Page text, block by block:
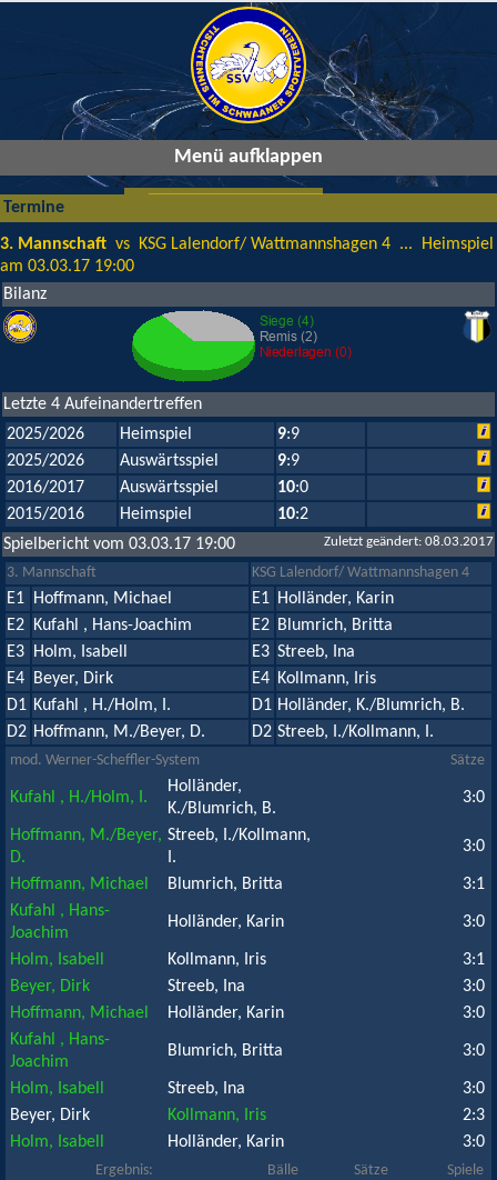
Menü aufklappen
Termine
3. Mannschaft vs KSG Lalendorf/ Wattmannshagen 4 ... Heimspiel
am 03.03.17 19:00
Bilanz
Letzte 4 Aufeinandertreffen
2025/2026
Heimspiel 9:9
2025/2026
Auswärtsspiel 9:9
2016/2017
Auswärtsspiel 10:0
2015/2016
Heimspiel 10:2
Spielbericht vom 03.03.17 19:00
Zuletzt geändert: 08.03.2017
3. Mannschaft KSG Lalendorf/ Wattmannshagen 4
E1 Hoffmann, Michael E1 Holländer, Karin
E2
Kufahl , Hans-Joachim E2 Blumrich, Britta
E3
Holm, Isabell E3 Streeb, Ina
E4
Beyer, Dirk E4 Kollmann, Iris
D1 Kufahl , H./Holm, I. D1 Holländer, K./Blumrich, B.
D2 Hoffmann, M./Beyer, D. D2 Streeb, I./Kollmann, I.
mod. Werner-Scheffler-System Sätze
Kufahl , H./Holm, I.
Holländer,
K./Blumrich, B.
3:0
Hoffmann, M./Beyer,
D.
Streeb, I./Kollmann,
I.
3:0
Hoffmann, Michael Blumrich, Britta
3:1
Kufahl , Hans-
Joachim
Holländer, Karin 3:0
Holm, Isabell Kollmann, Iris
3:1
Beyer, Dirk
Streeb, Ina
3:0
Hoffmann, Michael
Holländer, Karin
3:0
Kufahl , Hans-
Joachim
Blumrich, Britta 3:0
Holm, Isabell Streeb, Ina
3:0
Beyer, Dirk
Kollmann, Iris
2:3
Holm, Isabell
Holländer, Karin 3:0
Ergebnis: Bälle Sätze Spiele